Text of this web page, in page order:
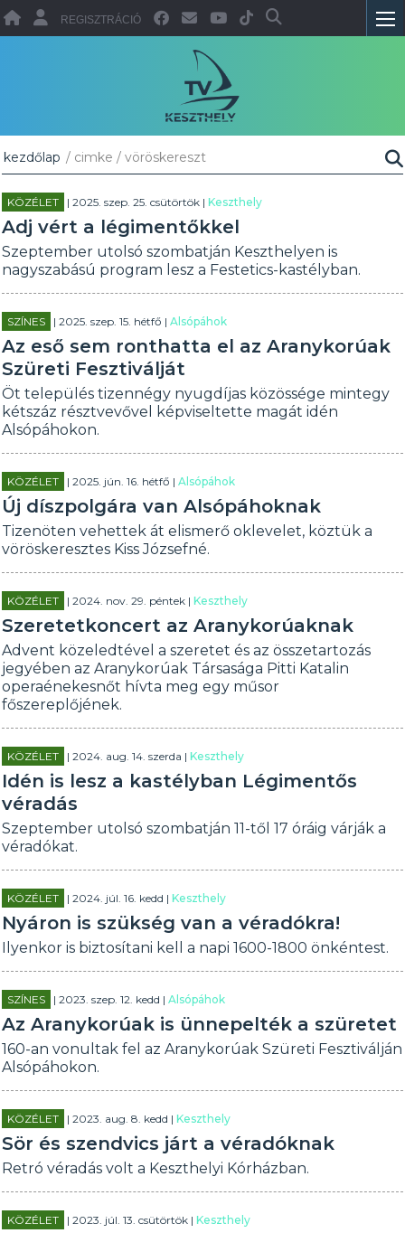
REGISZTRÁCIÓ
kezdőlap / cimke / vöröskereszt
KÖZÉLET | 2025. szep. 25. csütörtök |Keszthely
Adj vért a légimentőkkel
Szeptember utolsó szombatján Keszthelyen is
nagyszabású program lesz a Festetics-kastélyban.
SZÍNES | 2025. szep. 15. hétfő |Alsópáhok
Az eső sem ronthatta el az Aranykorúak
Szüreti Fesztiválját
Öt település tizennégy nyugdíjas közössége mintegy
kétszáz résztvevővel képviseltette magát idén
Alsópáhokon.
KÖZÉLET | 2025. jún. 16. hétfő |Alsópáhok
Új díszpolgára van Alsópáhoknak
Tizenöten vehettek át elismerő oklevelet, köztük a
vöröskeresztes Kiss Józsefné.
KÖZÉLET | 2024. nov. 29. péntek |Keszthely
Szeretetkoncert az Aranykorúaknak
Advent közeledtével a szeretet és az összetartozás
jegyében az Aranykorúak Társasága Pitti Katalin
operaénekesnőt hívta meg egy műsor
főszereplőjének.
KÖZÉLET | 2024. aug. 14. szerda |Keszthely
Idén is lesz a kastélyban Légimentős
véradás
Szeptember utolsó szombatján 11-től 17 óráig várják a
véradókat.
KÖZÉLET | 2024. júl. 16. kedd |Keszthely
Nyáron is szükség van a véradókra!
Ilyenkor is biztosítani kell a napi 1600-1800 önkéntest.
SZÍNES | 2023. szep. 12. kedd |Alsópáhok
Az Aranykorúak is ünnepelték a szüretet
160-an vonultak fel az Aranykorúak Szüreti Fesztiválján
Alsópáhokon.
KÖZÉLET | 2023. aug. 8. kedd |Keszthely
Sör és szendvics járt a véradóknak
Retró véradás volt a Keszthelyi Kórházban.
KÖZÉLET | 2023. júl. 13. csütörtök |Keszthely